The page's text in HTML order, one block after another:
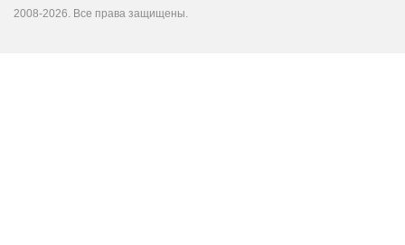
2008-2026. Все права защищены.